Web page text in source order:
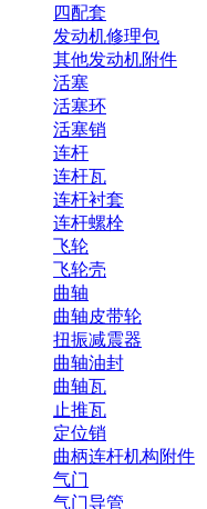
四配套
发动机修理包
其他发动机附件
活塞
活塞环
活塞销
连杆
连杆瓦
连杆衬套
连杆螺栓
飞轮
飞轮壳
曲轴
曲轴皮带轮
扭振减震器
曲轴油封
曲轴瓦
止推瓦
定位销
曲柄连杆机构附件
气门
气门导管